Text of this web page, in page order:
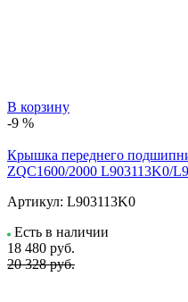
В корзину
-9 %
Крышка переднего
ZQC1600/2000 L903113K0/
Артикул: L903113K0
Есть в наличии
18 480 руб.
20 328 руб.